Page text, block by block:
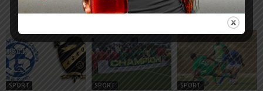
ARTICLES CONNEXES PLUS DE L'AUTEUR
SPORT
SPORT
SPORT